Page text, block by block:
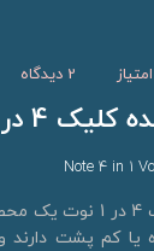
امتیاز 2 دیدگاه
4 در 1 نوت
Note 4 in 1
ریمل حجم دهنده کلیک
یا کم پشت دارند